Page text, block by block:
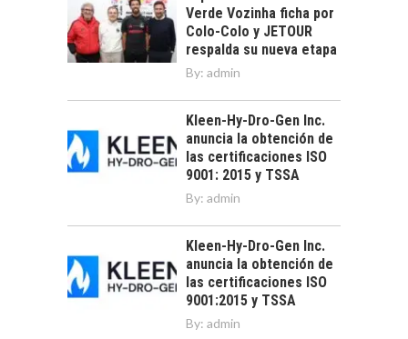
Verde Vozinha ficha por
Colo-Colo y JETOUR
respalda su nueva etapa
By: admin
Kleen-Hy-Dro-Gen Inc.
anuncia la obtención de
las certificaciones ISO
9001: 2015 y TSSA
By: admin
Kleen-Hy-Dro-Gen Inc.
anuncia la obtención de
las certificaciones ISO
9001:2015 y TSSA
By: admin